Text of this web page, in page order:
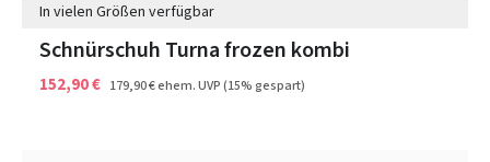
In vielen Größen verfügbar
Schnürschuh Turna frozen kombi
152,90 € 179,90 €ehem. UVP(15% gespart)